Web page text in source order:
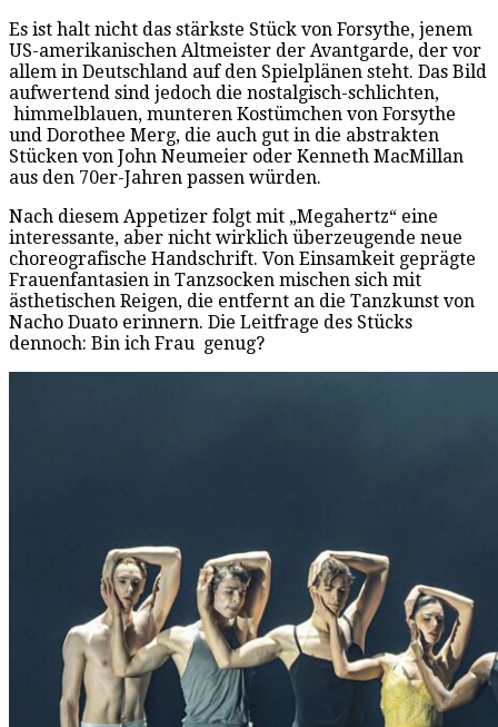
Es ist halt nicht das stärkste Stück von Forsythe, jenem
US-amerikanischen Altmeister der Avantgarde, der vor
allem in Deutschland auf den Spielplänen steht. Das Bild
aufwertend sind jedoch die nostalgisch-schlichten,
himmelblauen, munteren Kostümchen von Forsythe
und Dorothee Merg, die auch gut in die abstrakten
Stücken von John Neumeier oder Kenneth MacMillan
aus den 70er-Jahren passen würden.
Nach diesem Appetizer folgt mit „Megahertz“ eine
interessante, aber nicht wirklich überzeugende neue
choreografische Handschrift. Von Einsamkeit geprägte
Frauenfantasien in Tanzsocken mischen sich mit
ästhetischen Reigen, die entfernt an die Tanzkunst von
Nacho Duato erinnern. Die Leitfrage des Stücks
dennoch: Bin ich Frau genug?